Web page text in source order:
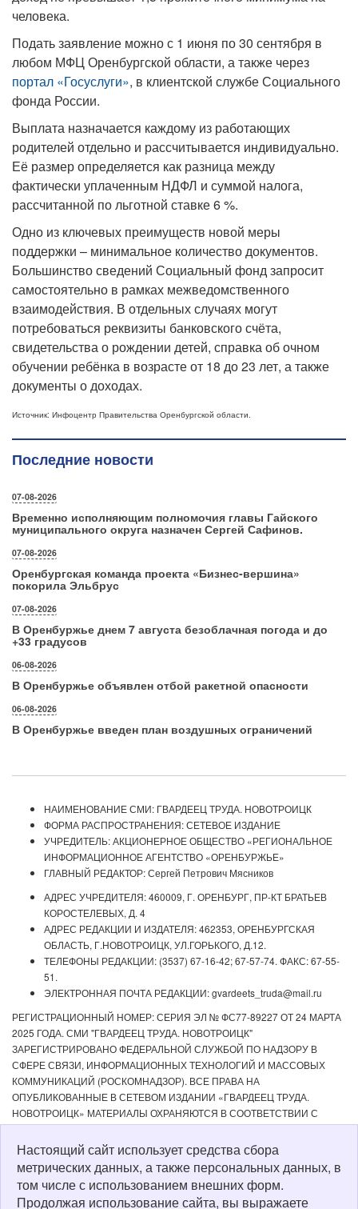
человека.
Подать заявление можно с 1 июня по 30 сентября в
любом МФЦ Оренбургской области, а также через
портал «Госуслуги», в клиентской службе Социального
фонда России.
Выплата назначается каждому из работающих
родителей отдельно и рассчитывается индивидуально.
Её размер определяется как разница между
фактически уплаченным НДФЛ и суммой налога,
рассчитанной по льготной ставке 6 %.
Одно из ключевых преимуществ новой меры
поддержки – минимальное количество документов.
Большинство сведений Социальный фонд запросит
самостоятельно в рамках межведомственного
взаимодействия. В отдельных случаях могут
потребоваться реквизиты банковского счёта,
свидетельства о рождении детей, справка об очном
обучении ребёнка в возрасте от 18 до 23 лет, а также
документы о доходах.
Источник: Инфоцентр Правительства Оренбургской области.
Последние новости
07-08-2026
Временно исполняющим полномочия главы Гайского
муниципального округа назначен Сергей Сафинов.
07-08-2026
Оренбургская команда проекта «Бизнес‑вершина»
покорила Эльбрус
07-08-2026
В Оренбуржье днем 7 августа безоблачная погода и до
+33 градусов
06-08-2026
В Оренбуржье объявлен отбой ракетной опасности
06-08-2026
В Оренбуржье введен план воздушных ограничений
НАИМЕНОВАНИЕ СМИ: ГВАРДЕЕЦ ТРУДА. НОВОТРОИЦК
ФОРМА РАСПРОСТРАНЕНИЯ: СЕТЕВОЕ ИЗДАНИЕ
УЧРЕДИТЕЛЬ: АКЦИОНЕРНОЕ ОБЩЕСТВО «РЕГИОНАЛЬНОЕ
ИНФОРМАЦИОННОЕ АГЕНТСТВО «ОРЕНБУРЖЬЕ»
ГЛАВНЫЙ РЕДАКТОР: Сергей Петрович Мясников
АДРЕС УЧРЕДИТЕЛЯ: 460009, Г. ОРЕНБУРГ, ПР-КТ БРАТЬЕВ
КОРОСТЕЛЕВЫХ, Д. 4
АДРЕС РЕДАКЦИИ И ИЗДАТЕЛЯ: 462353, ОРЕНБУРГСКАЯ
ОБЛАСТЬ, Г.НОВОТРОИЦК, УЛ.ГОРЬКОГО, Д.12.
ТЕЛЕФОНЫ РЕДАКЦИИ: (3537) 67-16-42; 67-57-74. ФАКС: 67-55-
51.
ЭЛЕКТРОННАЯ ПОЧТА РЕДАКЦИИ: gvardeets_truda@mail.ru
РЕГИСТРАЦИОННЫЙ НОМЕР: СЕРИЯ ЭЛ № ФС77-89227 ОТ 24 МАРТА
2025 ГОДА. СМИ "ГВАРДЕЕЦ ТРУДА. НОВОТРОИЦК"
ЗАРЕГИСТРИРОВАНО ФЕДЕРАЛЬНОЙ СЛУЖБОЙ ПО НАДЗОРУ В
СФЕРЕ СВЯЗИ, ИНФОРМАЦИОННЫХ ТЕХНОЛОГИЙ И МАССОВЫХ
КОММУНИКАЦИЙ (РОСКОМНАДЗОР). ВСЕ ПРАВА НА
ОПУБЛИКОВАННЫЕ В СЕТЕВОМ ИЗДАНИИ «ГВАРДЕЕЦ ТРУДА.
НОВОТРОИЦК» МАТЕРИАЛЫ ОХРАНЯЮТСЯ В СООТВЕТСТВИИ С
ЗАКОНОДАТЕЛЬСТВОМ РФ. ЛЮБОЕ ИСПОЛЬЗОВАНИЕ МАТЕРИАЛОВ
ДОПУСКАЕТСЯ ТОЛЬКО ПО СОГЛАСОВАНИЮ С РЕДАКЦИЕЙ С
ОБЯЗАТЕЛЬНОЙ АКТИВНОЙ ССЫЛКОЙ НА ИСТОЧНИК. РЕДАКЦИЯ НЕ
НЕСЕТ ОТВЕТСТВЕННОСТИ ЗА ДОСТОВЕРНОСТЬ РЕКЛАМНЫХ
МАТЕРИАЛОВ, РАЗМЕЩЕННЫХ В СЕТЕВОМ ИЗДАНИИ «ГВАРДЕЕЦ
Настоящий сайт использует средства сбора
метрических данных, а также персональных данных, в
том числе с использованием внешних форм.
Продолжая использование сайта, вы выражаете